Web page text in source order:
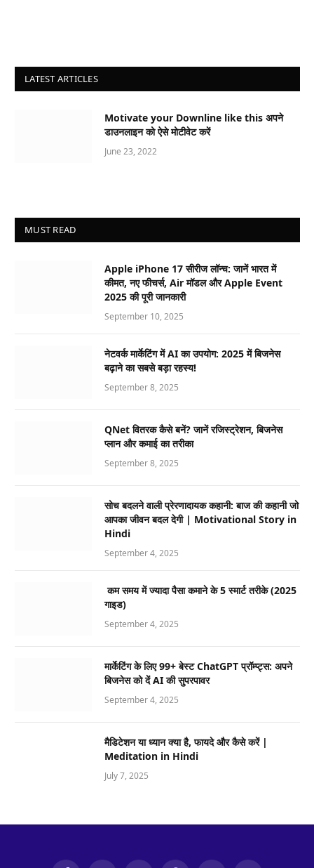
LATEST ARTICLES
Motivate your Downline like this अपने
डाउनलाइन को ऐसे मोटीवेट करें
June 23, 2022
MUST READ
Apple iPhone 17 सीरीज लॉन्च: जानें भारत में
कीमत, नए फीचर्स, Air मॉडल और Apple Event
2025 की पूरी जानकारी
September 10, 2025
नेटवर्क मार्केटिंग में AI का उपयोग: 2025 में बिजनेस
बढ़ाने का सबसे बड़ा रहस्य!
September 8, 2025
QNet वितरक कैसे बनें? जानें रजिस्ट्रेशन, बिजनेस
प्लान और कमाई का तरीका
September 8, 2025
सोच बदलने वाली प्रेरणादायक कहानी: बाज की कहानी जो
आपका जीवन बदल देगी | Motivational Story in
Hindi
September 4, 2025
कम समय में ज्यादा पैसा कमाने के 5 स्मार्ट तरीके (2025
गाइड)
September 4, 2025
मार्केटिंग के लिए 99+ बेस्ट ChatGPT प्रॉम्प्ट्स: अपने
बिजनेस को दें AI की सुपरपावर
September 4, 2025
मैडिटेशन या ध्यान क्या है, फायदे और कैसे करें |
Meditation in Hindi
July 7, 2025